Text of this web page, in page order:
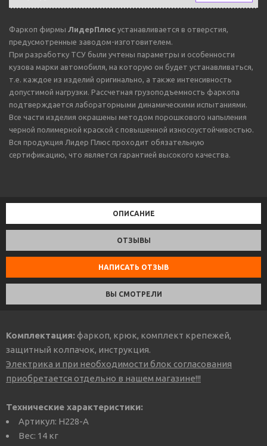
Фаркоп фирмы ЛидерПлюс устанавливается в отверстия,
предусмотренные заводом-изготовителем.
При разработку ТСУ были учтены параметры и особенности
кузова марки автомобиля, на которую он будет устанавливаться,
т.е. каждое из изделий оригинально, а также интенсивность
допустимой нагрузки. Рассчетная грузоподъемность фаркопа
подтверждается лабораторными динамическими испытаниями.
Все части изделия окрашены методом порошкового напыления
черной полимерной краской с повышенной износоустойчивостью.
Вся продукция Лидер Плюс проходит обязательную
сертификацию, что является гарантией высокого качества.
ОПИСАНИЕ
ОТЗЫВЫ
НАПИСАТЬ ОТЗЫВ
ВЫ СМОТРЕЛИ
Комплектация:фаркоп, крюк, комплект крепежей,
защитный колпачок, инструкция.
Электрика и при необходимости блок согласования
приобретается отдельно в нашем магазине!!!
Технические характеристики:
Артикул: H228-A
Вес: 14 кг